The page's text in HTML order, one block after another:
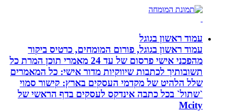
עמוד ראשון בגוגל
עמוד ראשון בגוגל, פורום המומחים, כרטיס ביקור
מהפכני אישי פרסום של עד 24 מאמרי תוכן המרת כל
תשובותיך לכתבות שיווקיות מדור אישי: כל המאמרים
שלל הלהיט של מקדמי העסקים בארץ: קישור סמוי
`שתול` בכל כתבה אינדקס לעסקים בדף הראשי של
Mcity